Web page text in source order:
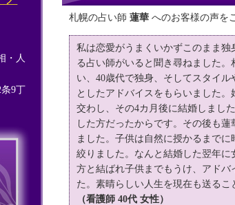
札幌の占い師 蓮華 へのお客様の声を
私は恋愛がうまくいかずこのまま
る占い師がいると聞き尋ねました
い、40歳代で独身、そしてスタイ
としたアドバイスをもらいました
交わし、その4カ月後に結婚しまし
した方だったからです。その後も
ました。子供は自然に授かるまで
絞りました。なんと結婚した翌年
方と結ばれ子供までもうけ、アド
た。素晴らしい人生を現在も送るこ
（看護師 40代 女性）
・人
9丁